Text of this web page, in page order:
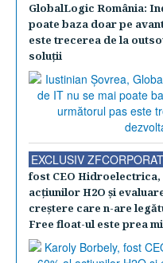
GlobalLogic România:
poate baza doar pe
este trecerea de la
soluţii
EXCLUSIV
fost CEO
acţiunilor H2O şi
creştere care n-are
Free float-ul este prea